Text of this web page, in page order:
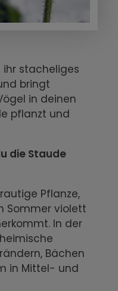
ihr stacheliges
bringt
in deinen
pflanzt und
die Staude
Pflanze,
Sommer violett
In der
Bächen
in Mittel- und